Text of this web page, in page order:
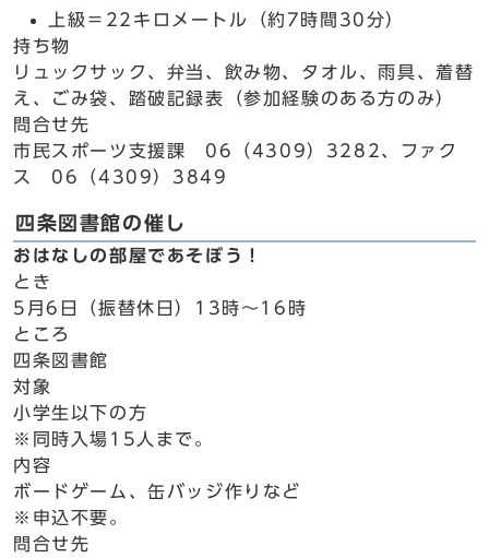
上級＝22キロメートル（約7時間30分）
持ち物
リュックサック、弁当、飲み物、タオル、雨具、着替
え、ごみ袋、踏破記録表（参加経験のある方のみ）
問合せ先
市民スポーツ支援課 06（4309）3282、ファク
ス 06（4309）3849
四条図書館の催し
おはなしの部屋であそぼう！
とき
5月6日（振替休日）13時～16時
ところ
四条図書館
対象
小学生以下の方
※同時入場15人まで。
内容
ボードゲーム、缶バッジ作りなど
※申込不要。
問合せ先